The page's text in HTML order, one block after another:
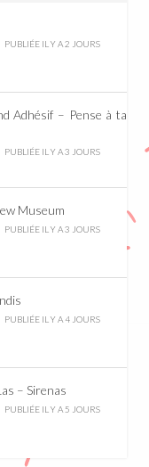
PUBLIÉE IL Y A 2 JOURS
Adhésif – Pense à ta
PUBLIÉE IL Y A 3 JOURS
Museum
PUBLIÉE IL Y A 3 JOURS
PUBLIÉE IL Y A 4 JOURS
– Sirenas
PUBLIÉE IL Y A 5 JOURS